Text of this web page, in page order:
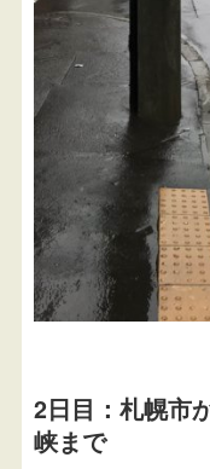
2日目：札幌市
峡まで